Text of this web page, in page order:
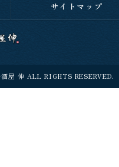
サイトマップ
屋 伸 ALL RIGHTS RESERVED.